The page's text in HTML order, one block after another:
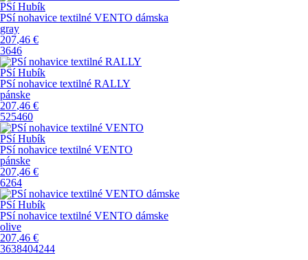
PSí Hubík
PSí nohavice textilné VENTO dámska
gray
207,46 €
3646
PSí Hubík
PSí nohavice textilné RALLY
pánske
207,46 €
525460
PSí Hubík
PSí nohavice textilné VENTO
pánske
207,46 €
6264
PSí Hubík
PSí nohavice textilné VENTO dámske
olive
207,46 €
3638404244